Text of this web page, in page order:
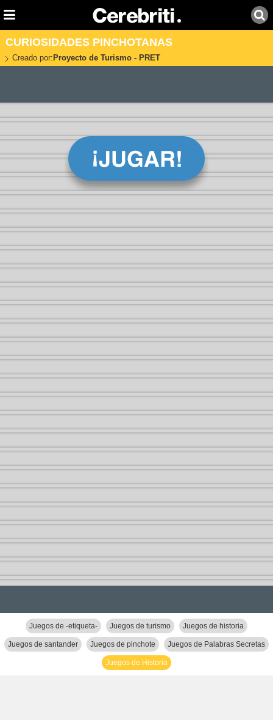
CURIOSIDADES PINCHOTANAS
Creado por: Proyecto de Turismo - PRET
Juegos de -etiqueta- Juegos de turismo Juegos de historia
Juegos de santander Juegos de pinchote Juegos de Palabras Secretas
Juegos de Historia